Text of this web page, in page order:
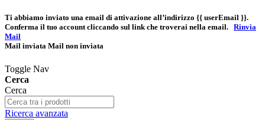
Ti abbiamo inviato una email di attivazione all’indirizzo {{ userEmail }}.
Conferma il tuo account cliccando sul link che troverai nella email. Rinvia
Mail
Mail inviata Mail non inviata
Toggle Nav
Cerca
Cerca
Ricerca avanzata